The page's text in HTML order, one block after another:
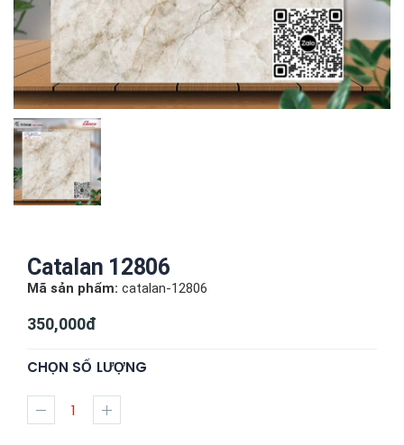
Catalan 12806
Mã sản phẩm: catalan-12806
350,000đ
CHỌN SỐ LƯỢNG
Vữa xây / trát
dẻo cao cấp
MINSANDO
MSD-L68-
XT75
95,000đ
Nhà Ý RI
5PC55
110,000đ
Xsmart 15055
320,000đ